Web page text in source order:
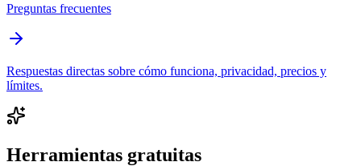
Preguntas frecuentes
Respuestas directas sobre cómo funciona, privacidad, precios y
límites.
Herramientas gratuitas